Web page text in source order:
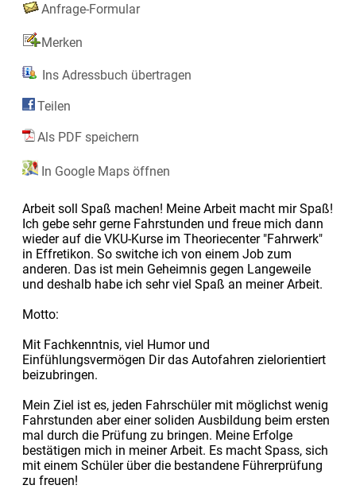
Anfrage-Formular
Merken
Ins Adressbuch übertragen
Teilen
Als PDF speichern
In Google Maps öffnen
Arbeit soll Spaß machen! Meine Arbeit macht mir Spaß!
Ich gebe sehr gerne Fahrstunden und freue mich dann
wieder auf die VKU-Kurse im Theoriecenter "Fahrwerk"
in Effretikon. So switche ich von einem Job zum
anderen. Das ist mein Geheimnis gegen Langeweile
und deshalb habe ich sehr viel Spaß an meiner Arbeit.
Motto:
Mit Fachkenntnis, viel Humor und
Einfühlungsvermögen Dir das Autofahren zielorientiert
beizubringen.
Mein Ziel ist es, jeden Fahrschüler mit möglichst wenig
Fahrstunden aber einer soliden Ausbildung beim ersten
mal durch die Prüfung zu bringen. Meine Erfolge
bestätigen mich in meiner Arbeit. Es macht Spass, sich
mit einem Schüler über die bestandene Führerprüfung
zu freuen!